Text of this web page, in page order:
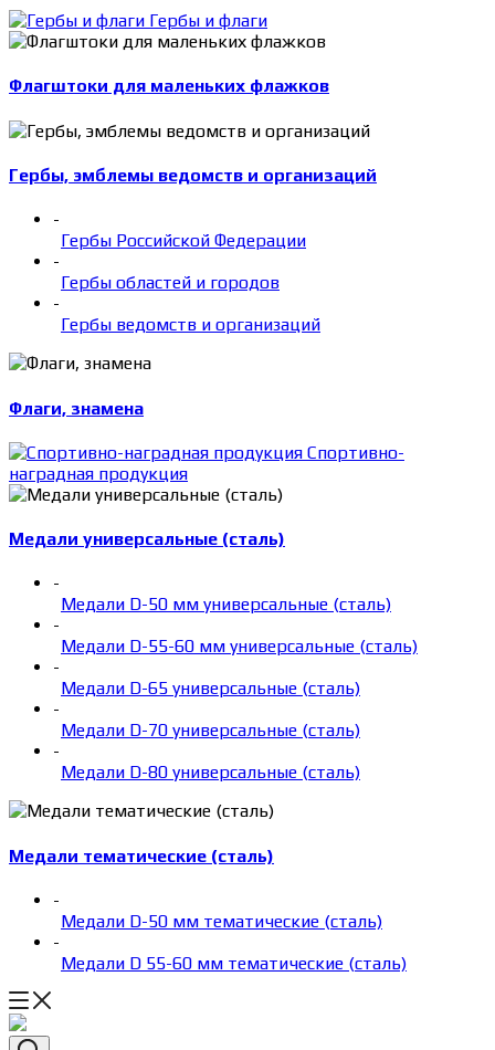
Гербы и флаги
Флагштоки для маленьких флажков
Гербы, эмблемы ведомств и организаций
-
Гербы Российской Федерации
-
Гербы областей и городов
-
Гербы ведомств и организаций
Флаги, знамена
Спортивно-
наградная продукция
Медали универсальные (сталь)
-
Медали D-50 мм универсальные (сталь)
-
Медали D-55-60 мм универсальные (сталь)
-
Медали D-65 универсальные (сталь)
-
Медали D-70 универсальные (сталь)
-
Медали D-80 универсальные (сталь)
Медали тематические (сталь)
-
Медали D-50 мм тематические (сталь)
-
Медали D 55-60 мм тематические (сталь)